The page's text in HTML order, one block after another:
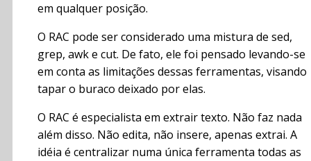
em qualquer posição.
O RAC pode ser considerado uma mistura de sed,
grep, awk e cut. De fato, ele foi pensado levando-se
em conta as limitações dessas ferramentas, visando
tapar o buraco deixado por elas.
O RAC é especialista em extrair texto. Não faz nada
além disso. Não edita, não insere, apenas extrai. A
idéia é centralizar numa única ferramenta todas as